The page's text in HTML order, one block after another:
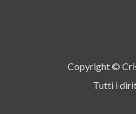
Copyright ©
Tutti i